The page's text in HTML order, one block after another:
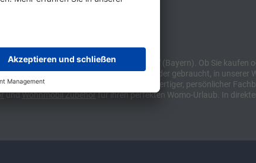
Münchens, Ausfahrt "Sulzemoos" (Bayern). Ob Sie kaufen
Ob Caravan oder Wohnmobil, ob neu oder gebraucht, in unserer
und Wohnwagenverkauf inklusive hochwertiger, persönlicher
undWohnmobil Zubehörfür ihren perfekten Womo-Urlaub. In